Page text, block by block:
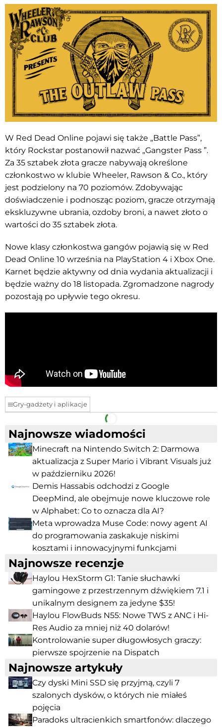
W Red Dead Online pojawi się także „Battle Pass”,
który Rockstar postanowił nazwać „Gangster Pass ”.
Za 35 sztabek złota gracze nabywają określone
członkostwo w klubie Wheeler, Rawson & Co., który
jest podzielony na 70 poziomów. Zdobywając
doświadczenie i podnosząc poziom, gracze otrzymają
ekskluzywne ubrania, ozdoby broni, a nawet złoto o
wartości do 35 sztabek złota.
Nowe klasy członkostwa gangów pojawią się w Red
Dead Online 10 września na PlayStation 4 i Xbox One.
Karnet będzie aktywny od dnia wydania aktualizacji i
będzie ważny do 18 listopada. Zgromadzone nagrody
pozostają po upływie tego okresu.
Gry-gadżety i aplikacje
Facebook Telegram
Najnowsze wiadomości
Minecraft na Nintendo Switch 2: Darmowa
aktualizacja z Super Mario i Vibrant Visuals już
w październiku 2026!
Demis Hassabis odchodzi z Google
DeepMind, ale obejmuje nowe kluczowe role
w Alphabet: Co to oznacza dla AI?
Meta wprowadza Muse Code: nowy agent AI
do programowania zaskakuje niskimi
kosztami i innowacyjnymi funkcjami
Najnowsze recenzje
Haylou HexStorm G1: Tanie słuchawki
gamingowe z przestrzennym dźwiękiem 7.1 i
unikalnym designem za jedyne $35!
Haylou FlowBuds N55: Nowe TWS z ANC i Hi-
Res Audio za mniej niż 40 dolarów!
Kontrolowanie super długowłosych graczy:
pierwsze spojrzenie na Dispatch
Najnowsze artykuły
Czy dyski Mini SSD się przyjmą, czyli 7
szalonych dysków, o których nie miałeś
pojęcia
Paradoks ultracienkich smartfonów: dlaczego